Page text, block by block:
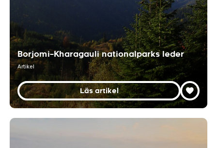
Borjomi–Kharagauli nationalparks leder
Artikel
Läs artikel